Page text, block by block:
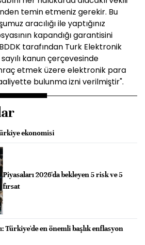
temin etmeniz gerekir. Bu
aracılığı ile yaptığınız
kapandığı garantisini
tarafından Turk Elektronik
kanun çerçevesinde
etmek üzere elektronik para
bulunma izni verilmiştir".
ekonomisi
Piyasaları 2026'da bekleyen 5 risk ve 5
fırsat
Türkiye'de en önemli başlık enflasyon